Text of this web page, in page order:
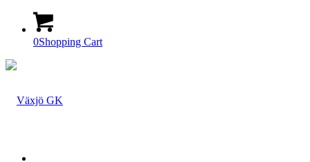
0Shopping Cart